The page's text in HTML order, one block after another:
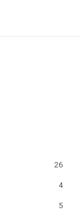
26
4
5